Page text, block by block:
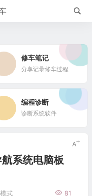
修车笔记
分享记录修车过程
编程诊断
诊断系统软件
系统电脑板
81
式